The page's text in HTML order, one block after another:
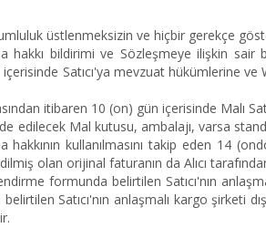
üstlenmeksizin ve hiçbir gerekçe
hakkı bildirimi ve Sözleşmeye ilişkin
içerisinde Satıcı'ya mevzuat hükümlerine
itibaren 10 (on) gün içerisinde Malı
edilecek Mal kutusu, ambalajı, varsa
kullanılmasını takip eden 14
olan orijinal faturanın da Alıcı
formunda belirtilen Satıcı'nın
Satıcı'nın anlaşmalı kargo şirketi